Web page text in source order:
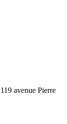
119 avenue Pierre